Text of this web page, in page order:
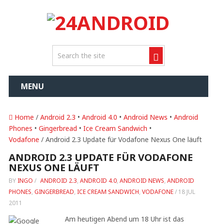
MENU
Home / Android 2.3 • Android 4.0 • Android News • Android
Phones • Gingerbread • Ice Cream Sandwich •
Vodafone / Android 2.3 Update für Vodafone Nexus One läuft
ANDROID 2.3 UPDATE FÜR VODAFONE
NEXUS ONE LÄUFT
BY INGO / ANDROID 2.3, ANDROID 4.0, ANDROID NEWS, ANDROID
PHONES, GINGERBREAD, ICE CREAM SANDWICH, VODAFONE/ 18 JUL
2011
Am heutigen Abend um 18 Uhr ist das